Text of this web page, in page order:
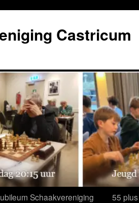
Castricum
Schaakvereniging
55